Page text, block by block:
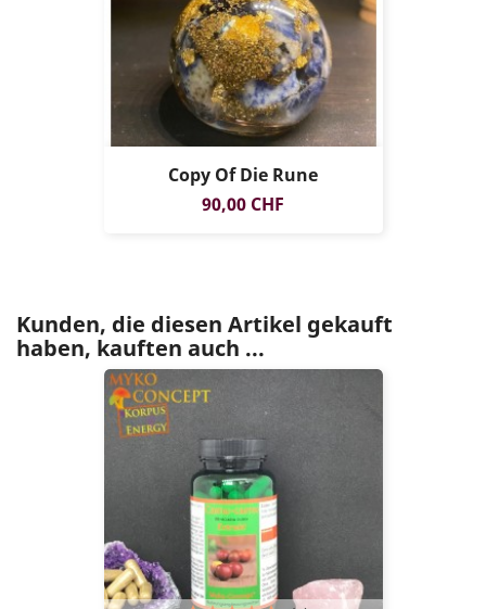
Copy Of Die Rune
Preis
90,00 CHF
Kunden, die diesen Artikel gekauft
haben, kauften auch ...